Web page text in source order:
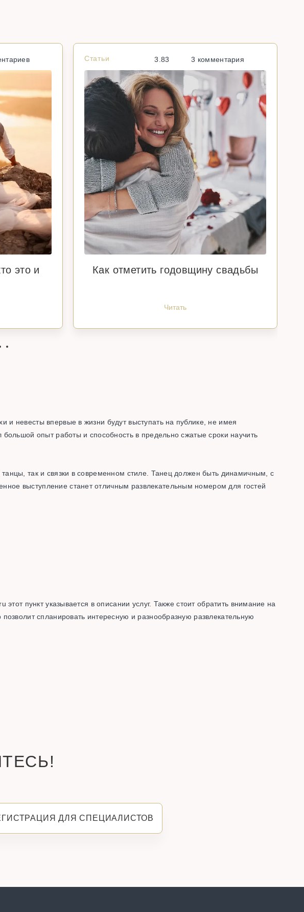
это и
Статьи 3.83 3 комментария
Как отметить годовщину свадьбы
Читать
невесты впервые в жизни будут выступать на публике, не имея
опыт работы и способность в предельно сжатые сроки научить
так и связки в современном стиле. Танец должен быть динамичным, с
выступление станет отличным развлекательным номером для гостей
пункт указывается в описании услуг. Также стоит обратить внимание на
спланировать интересную и разнообразную развлекательную
ДЛЯ СПЕЦИАЛИСТОВ